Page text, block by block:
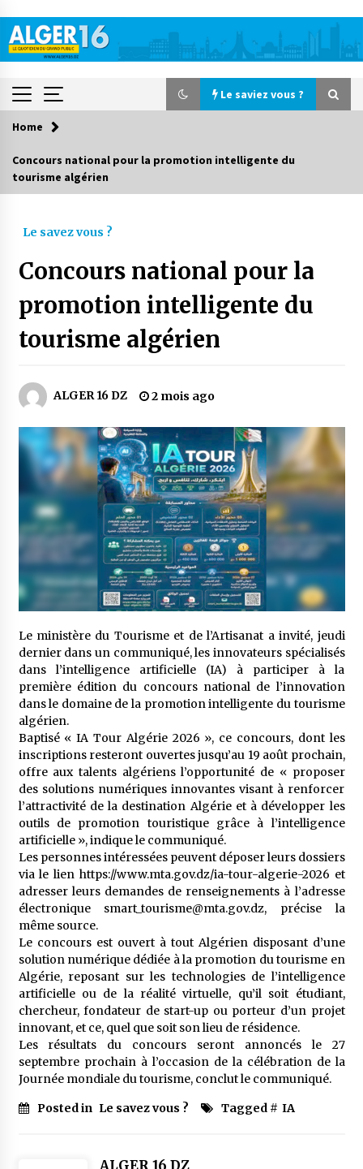
content
Le saviez vous ?
Le saviez vous ?
Début des camps d’été pour un deuxième
groupe d’enfants autistes
Parking de la Promenade des Sablettes : Mis en
service de bornes automatiques
ayants droit
6 jours ago
La Gendarmerie nationale lance ses comptes
officiels sur les réseaux sociaux
1 semaine ago
Droit de change : Le CPA lance une carte VISA
dédiée aux voyages à l’étranger
2 semaines ago
En service à partir du 1er août prochain :
Lancement de la plateforme numérique dédiée
à l’importation
2 semaines ago
Affaires religieuses : Ouverture des
meilleur prêche du vendredi
2 semaines ago
Droit à l’affiliation au régime national de
retraite : Coup d’envoi d’une campagne de
sensibilisation au profit de la communauté
nationale à l’étranger
3 semaines ago
Lancement d’une campagne nationale de
sensibilisation sur la lutte contre le travail
informel
3 semaines ago
Première voiture de course conçue et
fabriquée localement : Une équipe d’étudiants
algériens participe à une compétition
internationale
3 semaines ago
Université Alger 3 : Lancement d’un master à
cursus intégré à la licence en communication
en langue amazighe
3 semaines ago
Home
Concours national pour la promotion intelligente du
tourisme algérien
Le savez vous ?
Concours national pour la
promotion intelligente du
tourisme algérien
ALGER 16 DZ 2 mois ago
Le ministère du Tourisme et de l’Artisanat a invité, jeudi
dernier dans un communiqué, les innovateurs spécialisés
dans l’intelligence artificielle (IA) à participer à la
première édition du concours national de l’innovation
dans le domaine de la promotion intelligente du tourisme
algérien.
Baptisé « IA Tour Algérie 2026 », ce concours, dont les
inscriptions resteront ouvertes jusqu’au 19 août prochain,
offre aux talents algériens l’opportunité de « proposer
des solutions numériques innovantes visant à renforcer
l’attractivité de la destination Algérie et à développer les
outils de promotion touristique grâce à l’intelligence
artificielle », indique le communiqué.
Les personnes intéressées peuvent déposer leurs dossiers
via le lien https://www.mta.gov.dz/ia-tour-algerie-2026 et
adresser leurs demandes de renseignements à l’adresse
électronique smart_tourisme@mta.gov.dz, précise la
même source.
Le concours est ouvert à tout Algérien disposant d’une
solution numérique dédiée à la promotion du tourisme en
Algérie, reposant sur les technologies de l’intelligence
artificielle ou de la réalité virtuelle, qu’il soit étudiant,
chercheur, fondateur de start-up ou porteur d’un projet
innovant, et ce, quel que soit son lieu de résidence.
Les résultats du concours seront annoncés le 27
septembre prochain à l’occasion de la célébration de la
Journée mondiale du tourisme, conclut le communiqué.
Posted in Le savez vous ? Tagged # IA